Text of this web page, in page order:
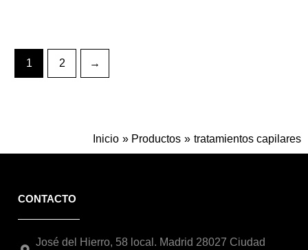
1 2 →
Inicio Productos tratamientos capilares
CONTACTO
José del Hierro, 58 local. Madrid 28027 Ciudad